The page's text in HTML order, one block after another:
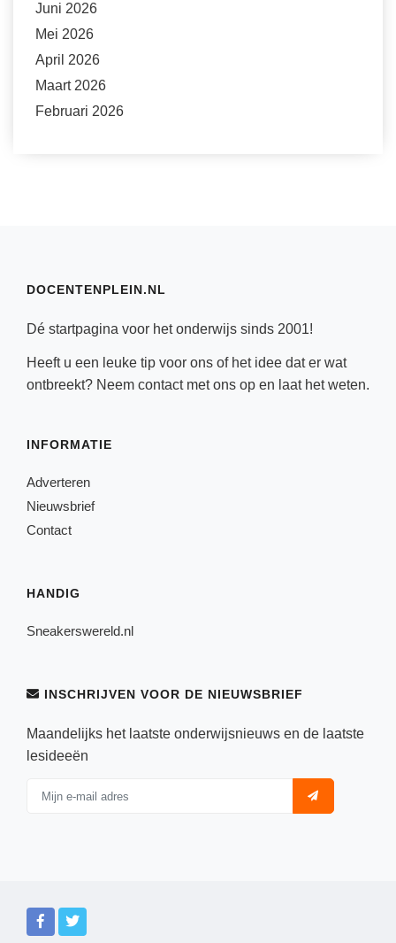
Juni 2026
Mei 2026
April 2026
Maart 2026
Februari 2026
DOCENTENPLEIN.NL
Dé startpagina voor het onderwijs sinds 2001!
Heeft u een leuke tip voor ons of het idee dat er wat
ontbreekt? Neem contactmet ons op en laat het weten.
INFORMATIE
Adverteren
Nieuwsbrief
Contact
HANDIG
Sneakerswereld.nl
INSCHRIJVEN VOOR DE NIEUWSBRIEF
Maandelijks het laatste onderwijsnieuws en de laatste
lesideeën